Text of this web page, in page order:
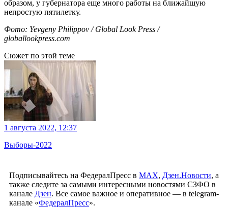
образом, у губернатора еще много работы на ближайшую
непростую пятилетку.
Фото: Yevgeny Philippov / Global Look Press /
globallookpress.com
Сюжет по этой теме
1 августа 2022, 12:37
Выборы-2022
Подписывайтесь на ФедералПресс в МАХ, Дзен.Новости, а
также следите за самыми интересными новостями СЗФО в
канале Дзен. Все самое важное и оперативное — в telegram-
канале «ФедералПресс».